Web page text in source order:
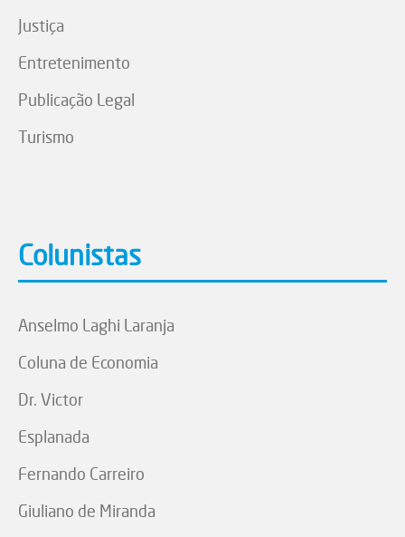
Justiça
Entretenimento
Publicação Legal
Turismo
Colunistas
Anselmo Laghi Laranja
Coluna de Economia
Dr. Victor
Esplanada
Fernando Carreiro
Giuliano de Miranda